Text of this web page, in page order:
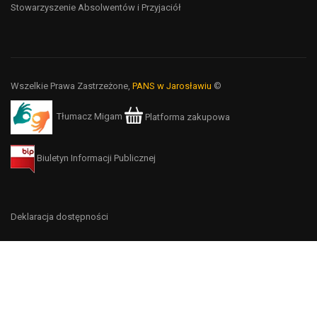
Stowarzyszenie Absolwentów i Przyjaciół
Wszelkie Prawa Zastrzeżone, PANS w Jarosławiu ©
Tłumacz Migam Platforma zakupowa
Biuletyn Informacji Publicznej
Deklaracja dostępności